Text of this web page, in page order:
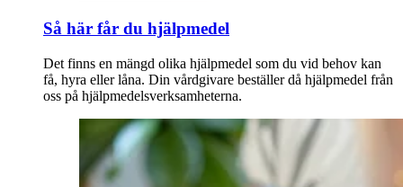
Så här får du hjälpmedel
Det finns en mängd olika hjälpmedel som du vid behov kan
få, hyra eller låna. Din vårdgivare beställer då hjälpmedel från
oss på hjälpmedelsverksamheterna.